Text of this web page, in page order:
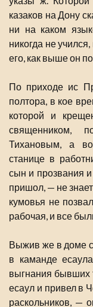
казаков на Дону
ни на каком
никогда не
его, как выше он
По приходе ис
полтора, в кое
которой и
священником,
Тихановым, а
станице в
сын и прозвания
пришол, — не
кумовья не
рабочая, и все
Выжив же в доме
в каманде
выгнания бывших
есаул и привел в
раскольников, —